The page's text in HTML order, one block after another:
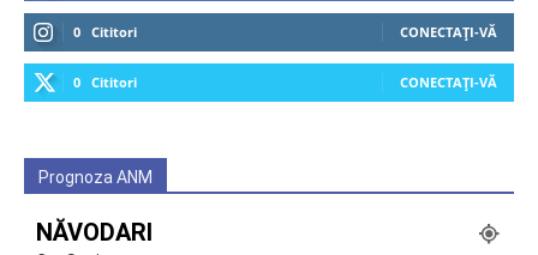
0 Cititori CONECTAȚI-VĂ
0 Cititori CONECTAȚI-VĂ
Prognoza ANM
NĂVODARI